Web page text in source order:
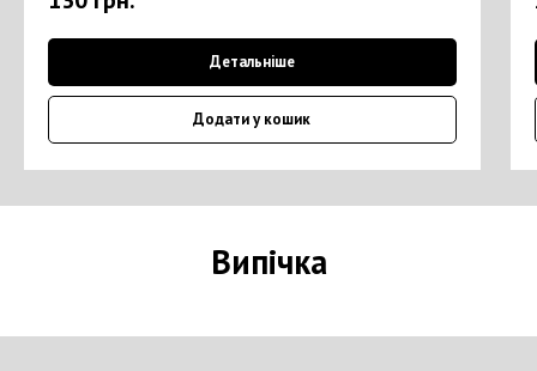
Детальніше
Додати у кошик
Випічка